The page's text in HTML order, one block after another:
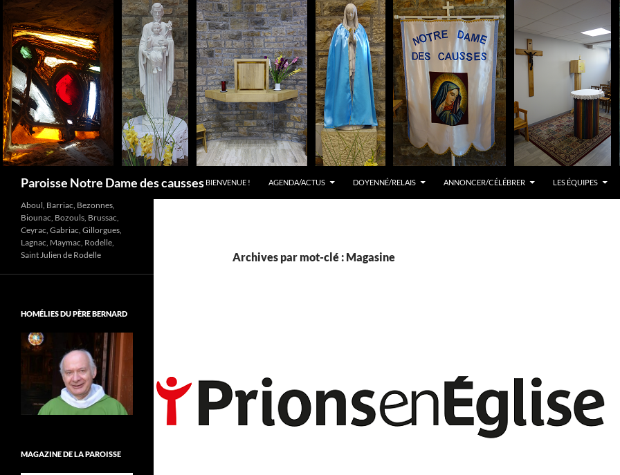
Aller
au
contenu
Paroisse Notre Dame des causses BIENVENUE ! AGENDA/ACTUS DOYENNÉ/RELAIS ANNONCER/CÉLÉBRER LES ÉQUIPES
Archives par mot-clé : Magasine
Aboul, Barriac, Bezonnes,
Biounac, Bozouls, Brussac,
Ceyrac, Gabriac, Gillorgues,
Lagnac, Maymac, Rodelle,
Saint Julien de Rodelle
HOMÉLIES DU PÈRE BERNARD
MAGAZINE DE LA PAROISSE